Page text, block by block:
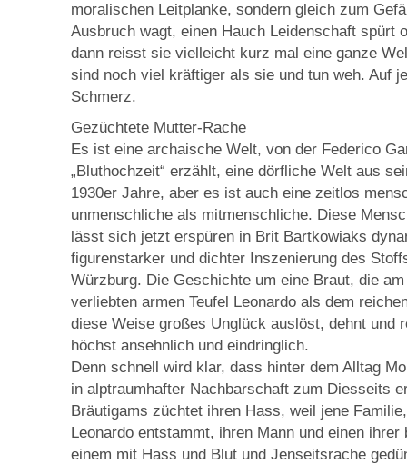
moralischen Leitplanke, sondern gleich zum
Ausbruch wagt, einen Hauch Leidenschaft spürt
dann reisst sie vielleicht kurz mal eine ganze
sind noch viel kräftiger als sie und tun weh. Auf
Schmerz.
Gezüchtete Mutter-Rache
Es ist eine archaische Welt, von der Federico
„Bluthochzeit“ erzählt, eine dörfliche Welt aus
1930er Jahre, aber es ist auch eine zeitlos
unmenschliche als mitmenschliche. Diese
lässt sich jetzt erspüren in Brit Bartkowiaks
figurenstarker und dichter Inszenierung des
Würzburg. Die Geschichte um eine Braut, die
verliebten armen Teufel Leonardo als dem
diese Weise großes Unglück auslöst, dehnt und
höchst ansehnlich und eindringlich.
Denn schnell wird klar, dass hinter dem Alltag
in alptraumhafter Nachbarschaft zum Diesseits
Bräutigams züchtet ihren Hass, weil jene
Leonardo entstammt, ihren Mann und einen
einem mit Hass und Blut und Jenseitsrache